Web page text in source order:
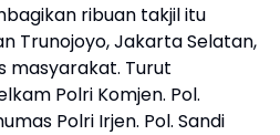
ribuan takjil itu
Trunojoyo, Jakarta Selatan,
masyarakat. Turut
Polri Komjen. Pol.
Polri Irjen. Pol. Sandi